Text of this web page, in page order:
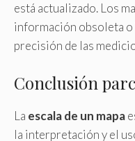
está actualizado. Los
información obsoleta o
precisión de las
Conclusión
La escala de un mapa
la interpretación y el